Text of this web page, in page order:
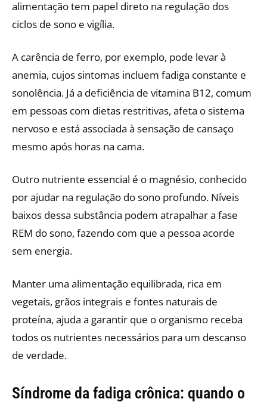
alimentação tem papel direto na regulação dos
ciclos de sono e vigília.
A carência de ferro, por exemplo, pode levar à
anemia, cujos sintomas incluem fadiga constante e
sonolência. Já a deficiência de vitamina B12, comum
em pessoas com dietas restritivas, afeta o sistema
nervoso e está associada à sensação de cansaço
mesmo após horas na cama.
Outro nutriente essencial é o magnésio, conhecido
por ajudar na regulação do sono profundo. Níveis
baixos dessa substância podem atrapalhar a fase
REM do sono, fazendo com que a pessoa acorde
sem energia.
Manter uma alimentação equilibrada, rica em
vegetais, grãos integrais e fontes naturais de
proteína, ajuda a garantir que o organismo receba
todos os nutrientes necessários para um descanso
de verdade.
Síndrome da fadiga crônica: quando o